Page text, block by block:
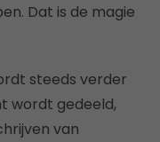
Dat is de magie
steeds verder
wordt gedeeld,
van